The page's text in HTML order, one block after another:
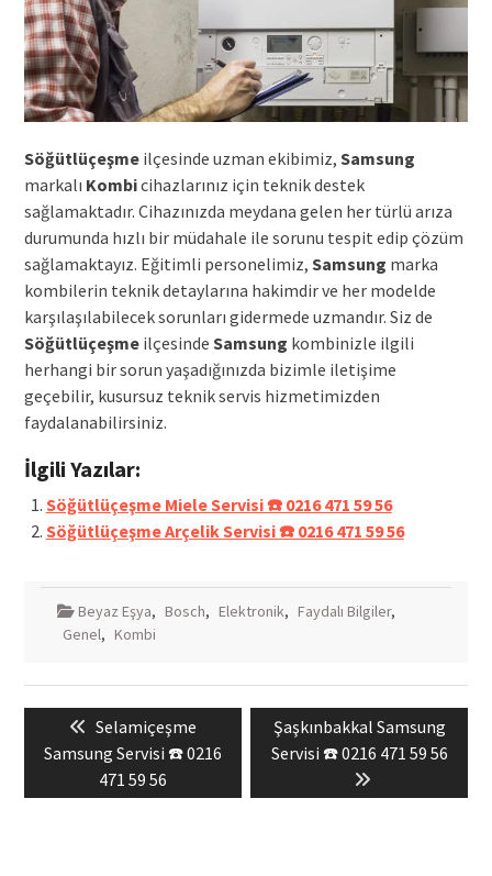
Söğütlüçeşmeilçesinde uzman ekibimiz, Samsung
markalı Kombicihazlarınız için teknik destek
sağlamaktadır. Cihazınızda meydana gelen her türlü arıza
durumunda hızlı bir müdahale ile sorunu tespit edip çözüm
sağlamaktayız. Eğitimli personelimiz, Samsung marka
kombilerin teknik detaylarına hakimdir ve her modelde
karşılaşılabilecek sorunları gidermede uzmandır. Siz de
Söğütlüçeşmeilçesinde Samsung kombinizle ilgili
herhangi bir sorun yaşadığınızda bizimle iletişime
geçebilir, kusursuz teknik servis hizmetimizden
faydalanabilirsiniz.
İlgili Yazılar:
Söğütlüçeşme Miele Servisi ☎️ 0216 471 59 56
Söğütlüçeşme Arçelik Servisi ☎️ 0216 471 59 56
Beyaz Eşya, Bosch, Elektronik, Faydalı Bilgiler,
Genel, Kombi
Yazı
gezinmesiPrevious
post:
Selamiçeşme
Samsung Servisi ☎️ 0216
471 59 56
Next
post:
Şaşkınbakkal Samsung
Servisi ☎️ 0216 471 59 56